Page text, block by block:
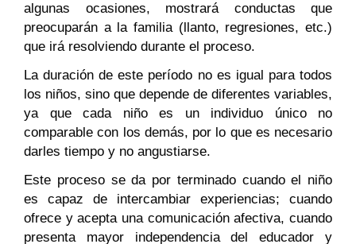
algunas ocasiones, mostrará conductas que
preocuparán a la familia (llanto, regresiones, etc.)
que irá resolviendo durante el proceso.
La duración de este período no es igual para todos
los niños, sino que depende de diferentes variables,
ya que cada niño es un individuo único no
comparable con los demás, por lo que es necesario
darles tiempo y no angustiarse.
Este proceso se da por terminado cuando el niño
es capaz de intercambiar experiencias; cuando
ofrece y acepta una comunicación afectiva, cuando
presenta mayor independencia del educador y